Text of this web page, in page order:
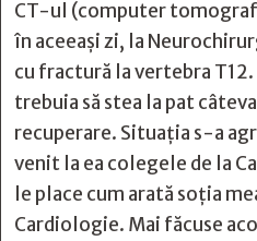
CT-ul (computer
în aceeași zi, la
cu fractură la vertebra
trebuia să stea la pat
recuperare. Situația s-a
venit la ea colegele de la
le place cum arată soția
Cardiologie. Mai făcuse